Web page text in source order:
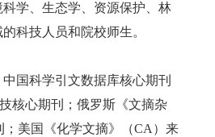
学、生态学、资源保护、林
科技人员和院校师生。
国科学引文数据库核心期刊
核心期刊；俄罗斯《文摘杂
；美国《化学文摘》（CA）来